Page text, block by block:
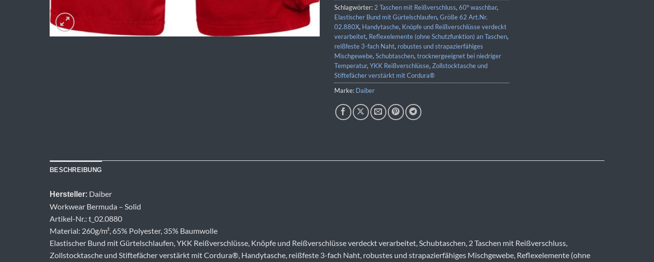
Schlagwörter:2 Taschen mit Reißverschluss,60° waschbar,
Elastischer Bund mit Gürtelschlaufen,Größe 62 Art.Nr.
02.880X, Handytasche, Knöpfe und Reißverschlüsse verdeckt
verarbeitet, Reflexelemente (ohne Schutzfunktion) an Taschen,
reißfeste 3-fach Naht, robustes und strapazierfähiges
Mischgewebe,Schubtaschen,trocknergeeignet bei niedriger
Temperatur,YKK Reißverschlüsse,Zollstocktasche und
Stiftefächer verstärkt mit Cordura®
Marke: Daiber
BESCHREIBUNG
Hersteller: Daiber
Workwear Bermuda – Solid
Artikel-Nr.: t_02.0880
Material: 260g/m², 65% Polyester, 35% Baumwolle
Elastischer Bund mit Gürtelschlaufen, YKK Reißverschlüsse, Knöpfe und Reißverschlüsse verdeckt verarbeitet, Schubtaschen, 2 Taschen mit Reißverschluss,
Zollstocktasche und Stiftefächer verstärkt mit Cordura®, Handytasche, reißfeste 3-fach Naht, robustes und strapazierfähiges Mischgewebe, Reflexelemente (ohne